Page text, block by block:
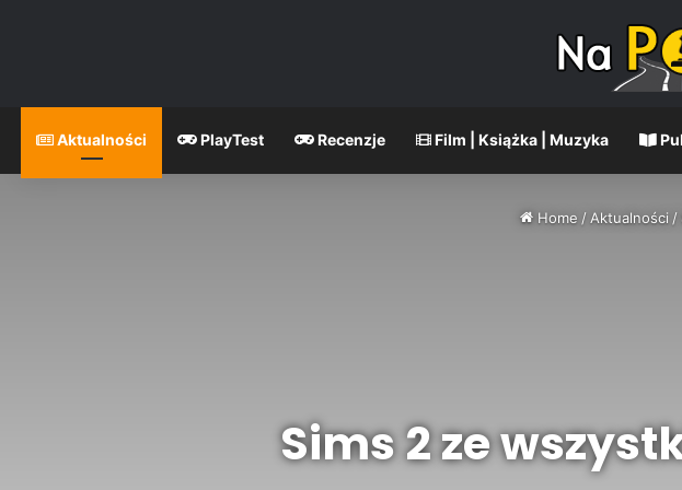
Aktualności PlayTest Recenzje Film | Książka | Muzyka
Home / Aktualności /
Sims 2 ze